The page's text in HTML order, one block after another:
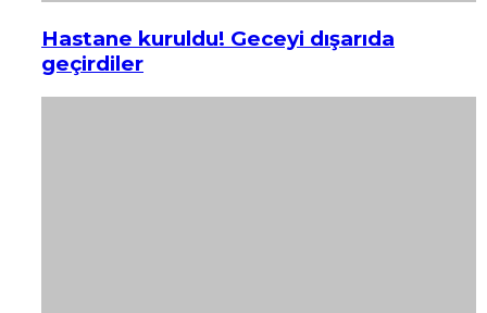
Hastane kuruldu! Geceyi dışarıda
geçirdiler